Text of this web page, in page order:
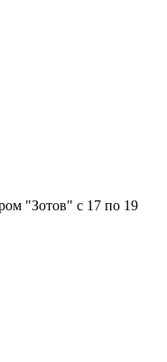
"Зотов" с 17 по 19